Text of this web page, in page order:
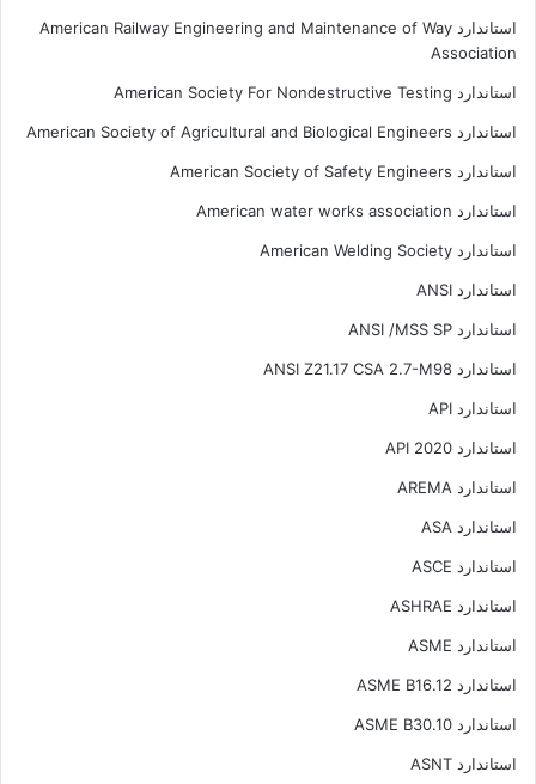
استاندارد American Railway Engineering and Maintenance of Way
Association
استاندارد American Society For Nondestructive Testing
استاندارد American Society of Agricultural and Biological Engineers
استاندارد American Society of Safety Engineers
استاندارد American water works association
استاندارد American Welding Society
استاندارد ANSI
استاندارد ANSI /MSS SP
استاندارد ANSI Z21.17 CSA 2.7-M98
استاندارد API
استاندارد API 2020
استاندارد AREMA
استاندارد ASA
استاندارد ASCE
استاندارد ASHRAE
استاندارد ASME
استاندارد ASME B16.12
استاندارد ASME B30.10
استاندارد ASNT